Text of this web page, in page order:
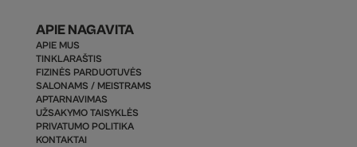
APIE NAGAVITA
APIE MUS
TINKLARAŠTIS
FIZINĖS PARDUOTUVĖS
SALONAMS / MEISTRAMS
APTARNAVIMAS
UŽSAKYMO TAISYKLĖS
PRIVATUMO POLITIKA
KONTAKTAI